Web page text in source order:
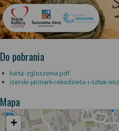
Do pobrania
karta-zgloszenia.pdf
izerski-jarmark-rekodziela-i-sztuk-
Mapa
+